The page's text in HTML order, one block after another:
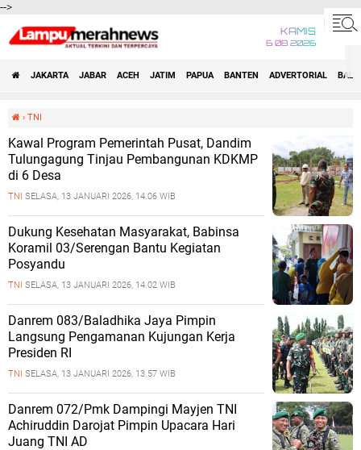
-->
KAMIS
6 08 2026
JAKARTA JABAR ACEH JATIM PAPUA BANTEN ADVERTORIAL BALI
› TNI
Kawal Program Pemerintah Pusat, Dandim
Tulungagung Tinjau Pembangunan KDKMP
di 6 Desa
TNI SELASA, 13 JANUARI 2026, 14.06 WIB
Dukung Kesehatan Masyarakat, Babinsa
Koramil 03/Serengan Bantu Kegiatan
Posyandu
TNI SELASA, 13 JANUARI 2026, 14.02 WIB
Danrem 083/Baladhika Jaya Pimpin
Langsung Pengamanan Kujungan Kerja
Presiden RI
TNI SELASA, 13 JANUARI 2026, 13.57 WIB
Danrem 072/Pmk Dampingi Mayjen TNI
Achiruddin Darojat Pimpin Upacara Hari
Juang TNI AD